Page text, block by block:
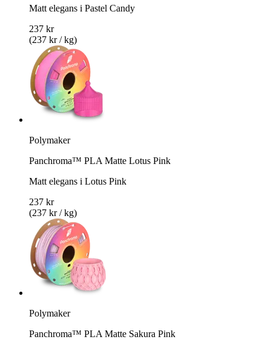
Matt elegans i Pastel Candy
237 kr
(237 kr / kg)
Polymaker
Panchroma™ PLA Matte Lotus Pink
Matt elegans i Lotus Pink
237 kr
(237 kr / kg)
Polymaker
Panchroma™ PLA Matte Sakura Pink